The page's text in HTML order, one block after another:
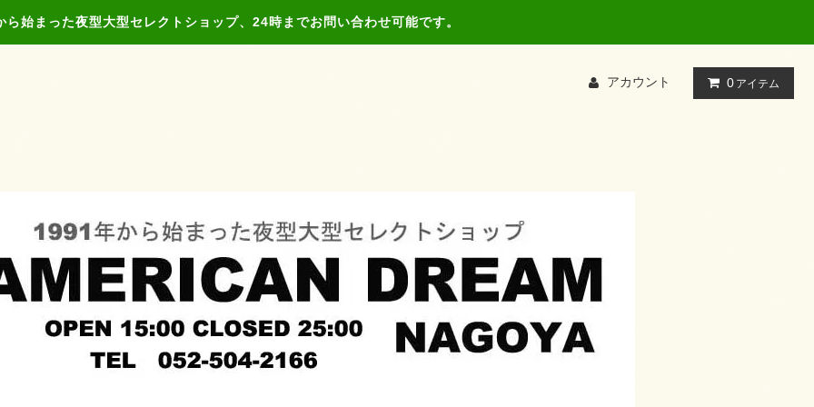
ら始まった夜型大型セレクトショップ、24時までお問い合わせ可能です。
アカウント 0 アイテム